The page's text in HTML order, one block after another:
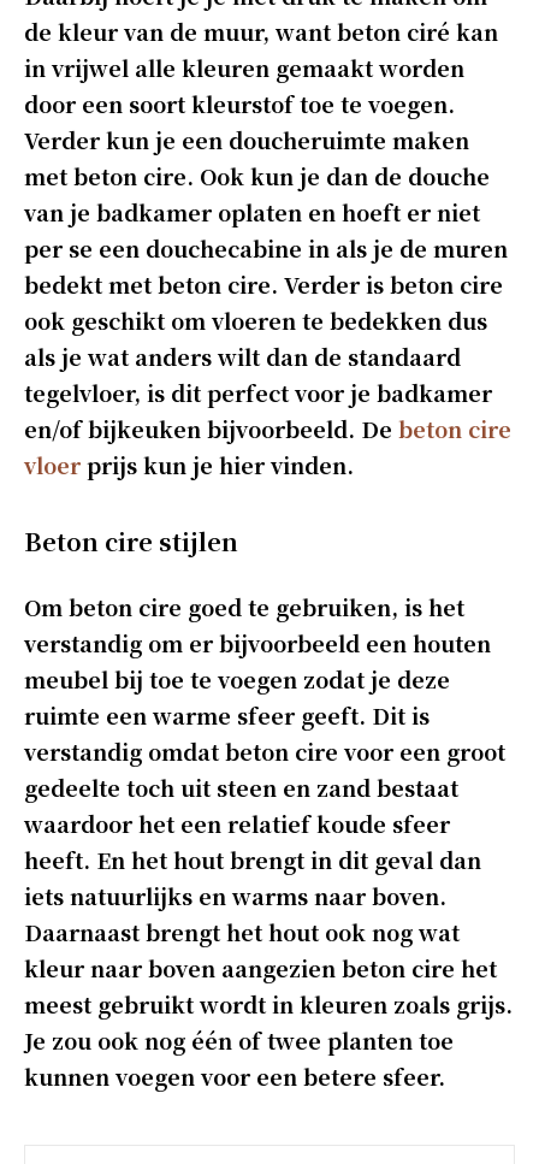
de kleur van de muur, want beton ciré kan
in vrijwel alle kleuren gemaakt worden
door een soort kleurstof toe te voegen.
Verder kun je een doucheruimte maken
met beton cire. Ook kun je dan de douche
van je badkamer oplaten en hoeft er niet
per se een douchecabine in als je de muren
bedekt met beton cire. Verder is beton cire
ook geschikt om vloeren te bedekken dus
als je wat anders wilt dan de standaard
tegelvloer, is dit perfect voor je badkamer
en/of bijkeuken bijvoorbeeld. De beton cire
vloerprijs kun je hier vinden.
Beton cire stijlen
Om beton cire goed te gebruiken, is het
verstandig om er bijvoorbeeld een houten
meubel bij toe te voegen zodat je deze
ruimte een warme sfeer geeft. Dit is
verstandig omdat beton cire voor een groot
gedeelte toch uit steen en zand bestaat
waardoor het een relatief koude sfeer
heeft. En het hout brengt in dit geval dan
iets natuurlijks en warms naar boven.
Daarnaast brengt het hout ook nog wat
kleur naar boven aangezien beton cire het
meest gebruikt wordt in kleuren zoals grijs.
Je zou ook nog één of twee planten toe
kunnen voegen voor een betere sfeer.